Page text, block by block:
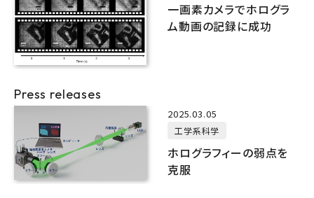
一画素カメラでホログラ
ム動画の記録に成功
Press releases
2025.03.05
工学系科学
ホログラフィーの弱点を
克服